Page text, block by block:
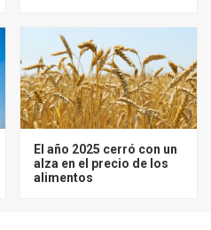
El año 2025 cerró con un
alza en el precio de los
alimentos